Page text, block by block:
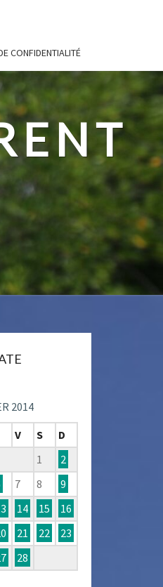
CONFIDENTIALITÉ
2014
V S
D
1
2
7 8
9
14 15
16
21 22
23
28